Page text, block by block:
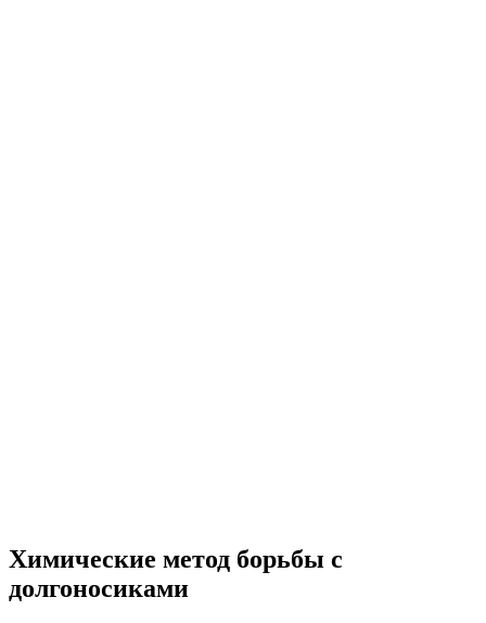
Химические метод борьбы с
долгоносиками